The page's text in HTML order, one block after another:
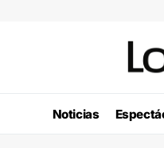
Noticias